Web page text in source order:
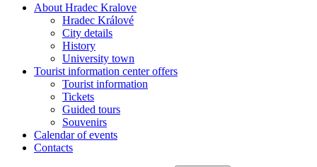
About Hradec Kralove
Hradec Králové
City details
History
University town
Tourist information center offers
Tourist information
Tickets
Guided tours
Souvenirs
Calendar of events
Contacts